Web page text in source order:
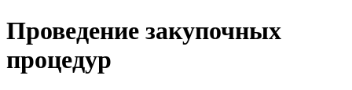
Проведение закупочных
процедур